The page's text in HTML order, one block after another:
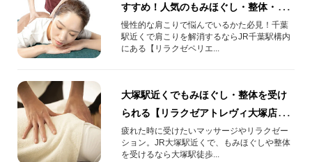
すすめ！人気のもみほぐし・整体・肩
甲骨はがしをご紹介！もみほぐしと整
体の違いも
慢性的な肩こりで悩んでいるかた必見！千葉
駅近くで肩こりを解消するならJR千葉駅構内
にある【リラクゼペリエ...
大塚駅近くでもみほぐし・整体を受け
られる【リラクゼアトレヴィ大塚店】
店舗情報や人気のおすすめメニューを
ご紹介！
疲れた時に受けたいマッサージやリラクゼー
ション。JR大塚駅近くで、もみほぐしや整体
を受けるなら大塚駅徒歩...